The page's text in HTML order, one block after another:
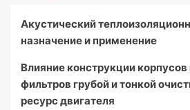
Акустический
назначение и применение
Влияние конструкции
фильтров грубой и тонкой
ресурс двигателя